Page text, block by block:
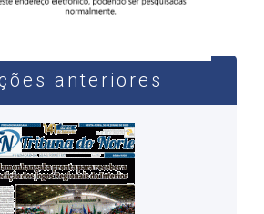
anteriores